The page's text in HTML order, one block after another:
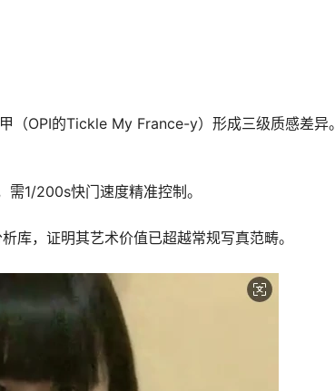
（OPI的Tickle My France-y）形成三级质感差异。
1/200s快门速度精准控制。
库，证明其艺术价值已超越常规写真范畴。